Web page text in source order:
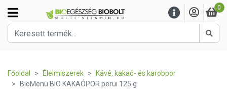
0
Főoldal Élelmiszerek
Kávé, kakaó- és karobpor
BioMenü BIO KAKAÓPOR perui 125 g